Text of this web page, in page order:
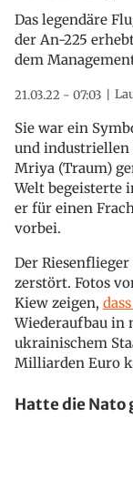
Das legendäre
der An-225
dem
21.03.22 - 07:03
Sie war ein
und industriellen
Mriya (Traum)
Welt begeisterte
er für einen
vorbei.
Der
zerstört. Fotos
Kiew zeigen,
Wiederaufbau in
ukrainischem
Milliarden Euro
Hatte die Nato